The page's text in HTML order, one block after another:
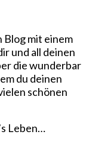
Blog mit einem
und all deinen
die wunderbar
du deinen
schönen
Leben…